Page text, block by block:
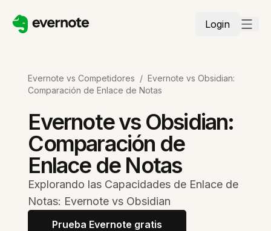
Login
Evernote vs Competidores / Evernote vs Obsidian:
Comparación de Enlace de Notas
Evernote vs Obsidian:
Comparación de
Enlace de Notas
Explorando las Capacidades de Enlace de
Notas: Evernote vs Obsidian
Prueba Evernote gratis